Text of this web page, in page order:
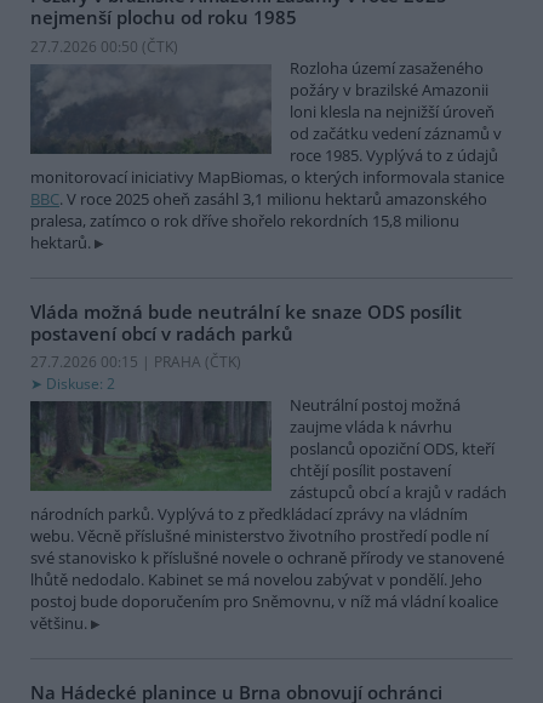
nejmenší plochu od roku 1985
27.7.2026 00:50 (ČTK)
Rozloha území zasaženého
požáry v brazilské Amazonii
loni klesla na nejnižší úroveň
od začátku vedení záznamů v
roce 1985. Vyplývá to z údajů
monitorovací iniciativy MapBiomas, o kterých informovala stanice
BBC. V roce 2025 oheň zasáhl 3,1 milionu hektarů amazonského
pralesa, zatímco o rok dříve shořelo rekordních 15,8 milionu
hektarů.
Vláda možná bude neutrální ke snaze ODS posílit
postavení obcí v radách parků
27.7.2026 00:15 | PRAHA (ČTK)
Diskuse: 2
Neutrální postoj možná
zaujme vláda k návrhu
poslanců opoziční ODS, kteří
chtějí posílit postavení
zástupců obcí a krajů v radách
národních parků. Vyplývá to z předkládací zprávy na vládním
webu. Věcně příslušné ministerstvo životního prostředí podle ní
své stanovisko k příslušné novele o ochraně přírody ve stanovené
lhůtě nedodalo. Kabinet se má novelou zabývat v pondělí. Jeho
postoj bude doporučením pro Sněmovnu, v níž má vládní koalice
většinu.
Na Hádecké planince u Brna obnovují ochránci